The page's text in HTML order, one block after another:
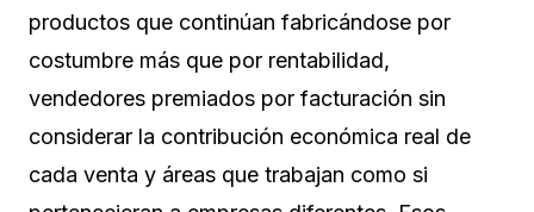
productos que continúan fabricándose por
costumbre más que por rentabilidad,
vendedores premiados por facturación sin
considerar la contribución económica real de
cada venta y áreas que trabajan como si